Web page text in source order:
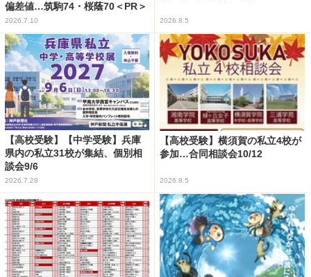
偏差値…筑駒74・桜蔭70＜PR＞
2026.7.10 2026.8.5
【高校受験】【中学受験】兵庫
県内の私立31校が集結、個別相
談会9/6
2026.7.28
【高校受験】横須賀の私立4校が
参加…合同相談会10/12
2026.8.5